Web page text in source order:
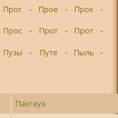
Прог - Прое - Прок
-
Прос - Прот - Прот
-
Пузы - Путе - Пыль
-
Пакгауз